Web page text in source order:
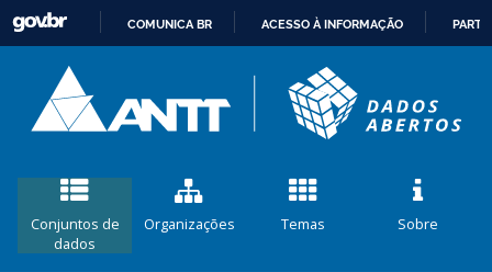
CONTEÚDO
COMUNICA BR ACESSO À INFORMAÇÃO
Conjuntos de
dados
Organizações Temas Sobre